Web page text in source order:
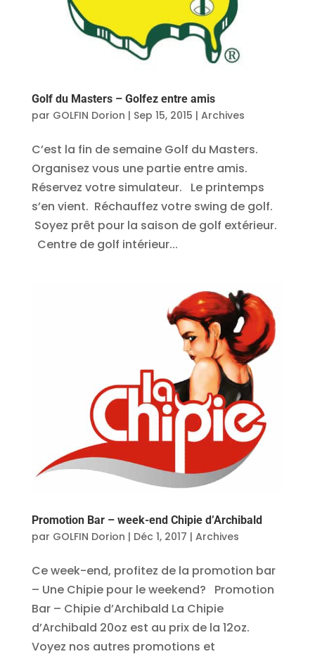
Golf du Masters – Golfez entre amis
par GOLFIN Dorion | Sep 15, 2015 | Archives
C’est la fin de semaine Golf du Masters.
Organisez vous une partie entre amis.
Réservez votre simulateur. Le printemps
s’en vient. Réchauffez votre swing de golf.
Soyez prêt pour la saison de golf extérieur.
Centre de golf intérieur...
Promotion Bar – week-end Chipie d’Archibald
par GOLFIN Dorion | Déc 1, 2017 | Archives
Ce week-end, profitez de la promotion bar
– Une Chipie pour le weekend? Promotion
Bar – Chipie d’Archibald La Chipie
d’Archibald 20oz est au prix de la 12oz.
Voyez nos autres promotions et